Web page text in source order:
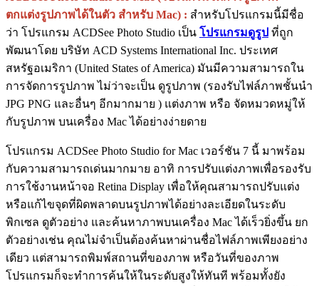
ตกแต่งรูปภาพได้ในตัว สำหรับ Mac) : สำหรับโปรแกรมนี้มีชื่อ
ว่า โปรแกรม ACDSee Photo Studio เป็น โปรแกรมดูรูป ที่ถูก
พัฒนาโดย บริษัท ACD Systems International Inc. ประเทศ
สหรัฐอเมริกา (United States of America) มันมีความสามารถใน
การจัดการรูปภาพ ไม่ว่าจะเป็น ดูรูปภาพ (รองรับไฟล์ภาพชั้นนำ
JPG PNG และอื่นๆ อีกมากมาย ) แต่งภาพ หรือ จัดหมวดหมู่ให้
กับรูปภาพ บนเครื่อง Mac ได้อย่างง่ายดาย
โปรแกรม ACDSee Photo Studio for Mac เวอร์ชัน 7 นี้ มาพร้อม
กับความสามารถเด่นมากมาย อาทิ การปรับแต่งภาพเพื่อรองรับ
การใช้งานหน้าจอ Retina Display เพื่อให้คุณสามารถปรับแต่ง
หรือแก้ไขจุดที่ผิดพลาดบนรูปภาพได้อย่างละเอียดในระดับ
พิกเซล ดูตัวอย่าง และค้นหาภาพบนเครื่อง Mac ได้เร็วยิ่งขึ้น ยก
ตัวอย่างเช่น คุณไม่จำเป็นต้องค้นหาผ่านชื่อไฟล์ภาพเพียงอย่าง
เดียว แต่สามารถพิมพ์สถานที่ของภาพ หรือวันที่ของภาพ
โปรแกรมก็จะทำการค้นให้ในระดับสูงให้ทันที พร้อมทั้งยัง